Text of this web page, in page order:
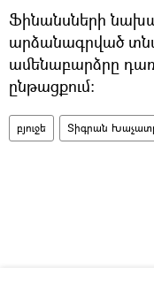
Ֆինանսների
արձանագրված
ամենաբարձրը
ընթացքում։
բյուջե Տիգրան